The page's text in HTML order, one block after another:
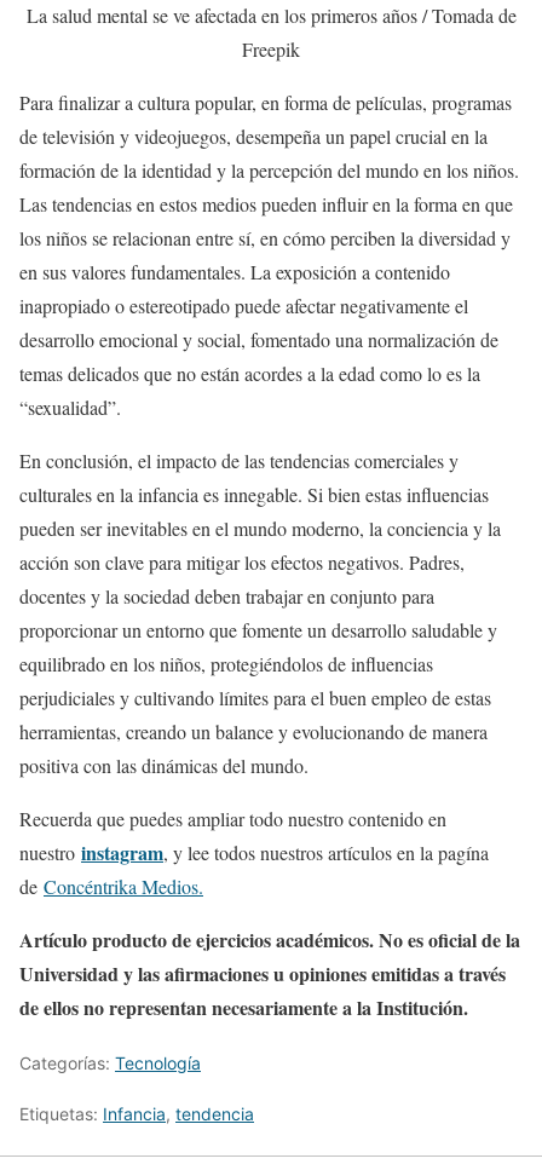
La salud mental se ve afectada en los primeros años / Tomada de
Freepik
Para finalizar a cultura popular, en forma de películas, programas
de televisión y videojuegos, desempeña un papel crucial en la
formación de la identidad y la percepción del mundo en los niños.
Las tendencias en estos medios pueden influir en la forma en que
los niños se relacionan entre sí, en cómo perciben la diversidad y
en sus valores fundamentales. La exposición a contenido
inapropiado o estereotipado puede afectar negativamente el
desarrollo emocional y social, fomentado una normalización de
temas delicados que no están acordes a la edad como lo es la
“sexualidad”.
En conclusión, el impacto de las tendencias comerciales y
culturales en la infancia es innegable. Si bien estas influencias
pueden ser inevitables en el mundo moderno, la conciencia y la
acción son clave para mitigar los efectos negativos. Padres,
docentes y la sociedad deben trabajar en conjunto para
proporcionar un entorno que fomente un desarrollo saludable y
equilibrado en los niños, protegiéndolos de influencias
perjudiciales y cultivando límites para el buen empleo de estas
herramientas, creando un balance y evolucionando de manera
positiva con las dinámicas del mundo.
Recuerda que puedes ampliar todo nuestro contenido en
nuestro instagram, y lee todos nuestros artículos en la pagína
de Concéntrika Medios.
Artículo producto de ejercicios académicos. No es oficial de la
Universidad y las afirmaciones u opiniones emitidas a través
de ellos no representan necesariamente a la Institución.
Categorías: Tecnologí­a
Etiquetas: Infancia, tendencia